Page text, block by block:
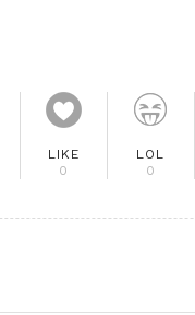
LIKE
0
LOL
0